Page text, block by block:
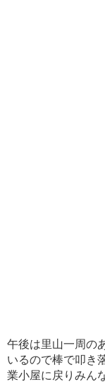
午後は里山一周の
いるので棒で叩き
業小屋に戻りみん